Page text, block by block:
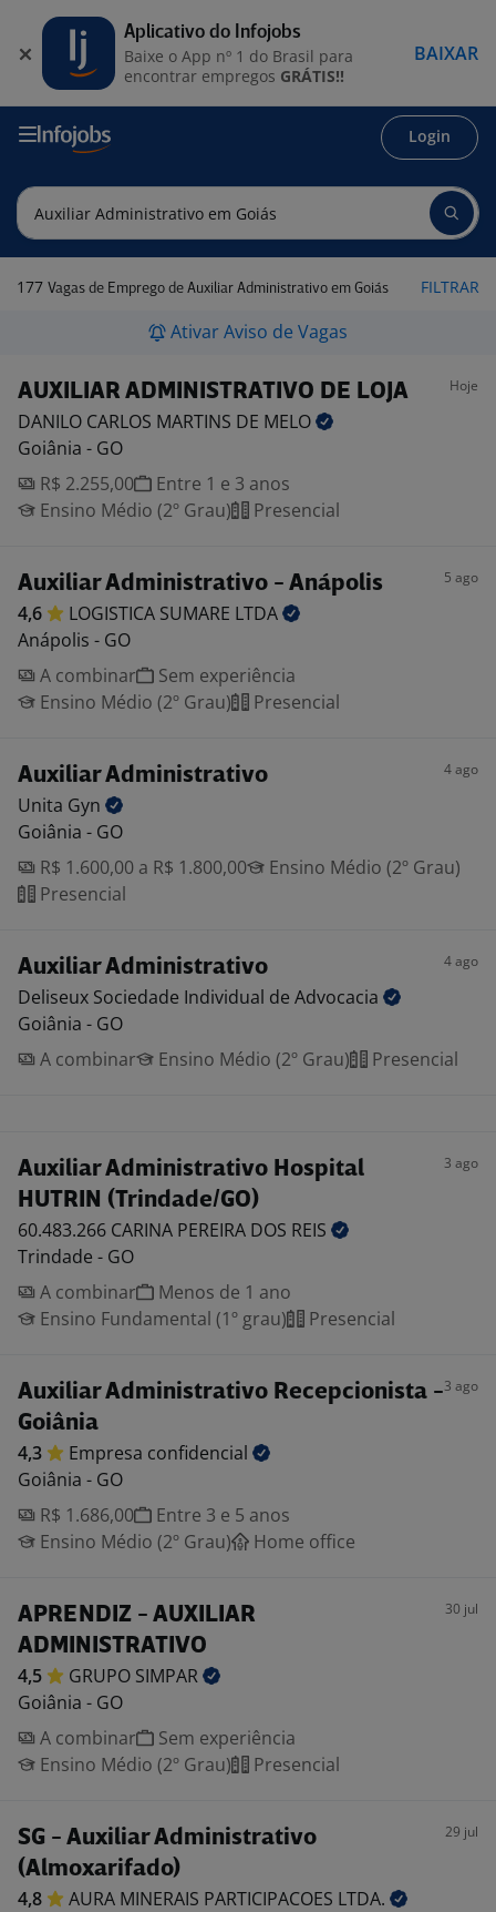
Login
177 Vagas de Emprego de Auxiliar Administrativo em Goiás FILTRAR
Ativar Aviso de Vagas
AUXILIAR ADMINISTRATIVO DE LOJA Hoje
DANILO CARLOS MARTINS DE MELO
Goiânia - GO
R$ 2.255,00
Entre 1 e 3 anos
Ensino Médio (2º Grau)
Presencial
Auxiliar Administrativo - Anápolis 5 ago
4,6 LOGISTICA SUMARE LTDA
Anápolis - GO
A combinar
Sem experiência
Ensino Médio (2º Grau)
Presencial
Auxiliar Administrativo 4 ago
Unita Gyn
Goiânia - GO
R$ 1.600,00 a R$ 1.800,00
Ensino Médio (2º Grau)
Presencial
Auxiliar Administrativo 4 ago
Deliseux Sociedade Individual de Advocacia
Goiânia - GO
A combinar
Ensino Médio (2º Grau) Presencial
Auxiliar Administrativo Hospital
HUTRIN (Trindade/GO)
3 ago
60.483.266 CARINA PEREIRA DOS REIS
Trindade - GO
A combinar
Menos de 1 ano
Ensino Fundamental (1º grau)
Presencial
Auxiliar Administrativo Recepcionista -
Goiânia
3 ago
4,3 Empresa confidencial
Goiânia - GO
R$ 1.686,00
Entre 3 e 5 anos
Ensino Médio (2º Grau)
Home office
APRENDIZ - AUXILIAR
ADMINISTRATIVO
30 jul
4,5 GRUPO SIMPAR
Goiânia - GO
A combinar
Sem experiência
Ensino Médio (2º Grau)
Presencial
SG - Auxiliar Administrativo
(Almoxarifado)
29 jul
4,8 AURA MINERAIS PARTICIPACOES LTDA.
Aplicativo do Infojobs
Baixe o App nº 1 do Brasil para
encontrar empregos GRÁTIS!!
BAIXAR